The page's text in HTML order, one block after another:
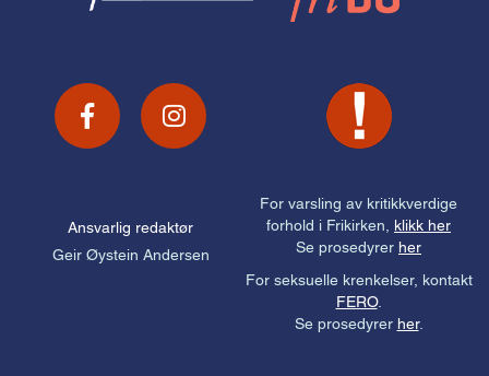
Ansvarlig redaktør
Geir Øystein Andersen
For varsling av kritikkverdige
forhold i Frikirken, klikk her
Se prosedyrer her
For seksuelle krenkelser, kontakt
FERO.
Se prosedyrer her.